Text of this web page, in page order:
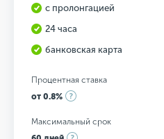
с пролонгацией
24 часа
банковская карта
Процентная ставка
от 0.8%
Максимальный срок